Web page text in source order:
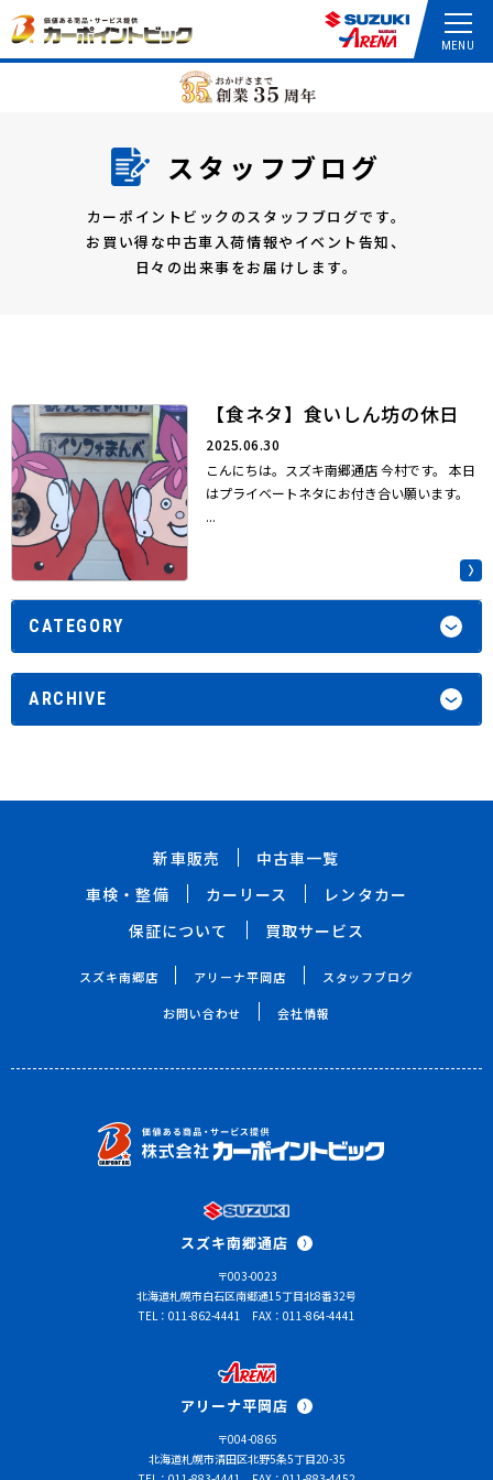
スタッフブログ
カーポイントビックのスタッフブログです。
お買い得な中古車入荷情報やイベント告知、
日々の出来事をお届けします。
【食ネタ】食いしん坊の休日
2025.06.30
こんにちは。スズキ南郷通店 今村です。 本日
はプライベートネタにお付き合い願います。
...
CATEGORY
ARCHIVE
新車販売
中古車一覧
車検・整備
カーリース
レンタカー
保証について
買取サービス
スズキ南郷店 アリーナ平岡店 スタッフブログ
お問い合わせ 会社情報
スズキ南郷通店
〒003-0023
北海道札幌市白石区南郷通15丁目北8番32号
TEL：011-862-4441
FAX：011-864-4441
アリーナ平岡店
〒004-0865
北海道札幌市清田区北野5条5丁目20-35